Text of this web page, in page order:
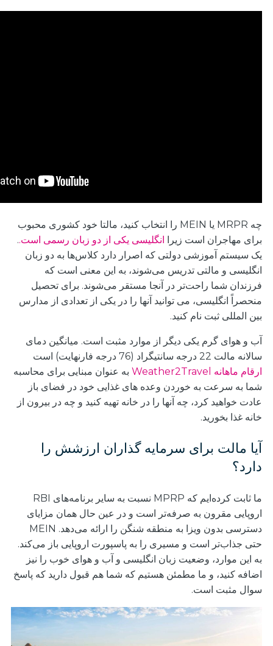
چه MRPR یا MEIN را انتخاب کنید، مالتا خود کشوری محبوب
برای مهاجران است زیرا انگلیسی یکی از دو زبان رسمی است..
یک سیستم آموزشی دولتی که اصرار دارد کلاس‌ها به دو زبان
انگلیسی و مالتی تدریس می‌شوند، به این معنی است که
فرزندان شما راحت‌تر در آنجا مستقر می‌شوند. برای تحصیل
منحصراً انگلیسی، می توانید آنها را در یکی از تعدادی از مدارس
بین المللی ثبت نام کنید.
آب و هوای گرم یکی دیگر از موارد مثبت است. میانگین دمای
سالانه مالت 22 درجه سانتیگراد (76 درجه فارنهایت) است
ارقام ماهانه Weather2Travel
به عنوان مبنایی برای محاسبه
شما به سرعت به خوردن وعده های غذایی خود در فضای باز
عادت خواهید کرد، چه آنها را در خانه تهیه کنید و چه در بیرون از
خانه غذا بخورید.
آیا مالت برای سرمایه گذاران ارزشش را
دارد؟
ما ثابت کرده‌ایم که MPRP نسبت به سایر برنامه‌های RBI
اروپایی مقرون به صرفه‌تر است و در عین حال همان مزایای
دسترسی بدون ویزا به منطقه شنگن را ارائه می‌دهد. MEIN
حتی جذاب‌تر است و مسیری را به پاسپورت اروپایی باز می‌کند.
به این موارد، وضعیت زبان انگلیسی و آب و هوای خوب را نیز
اضافه کنید، و ما مطمئن هستیم که شما هم قبول دارید که پاسخ
سوال مثبت است.